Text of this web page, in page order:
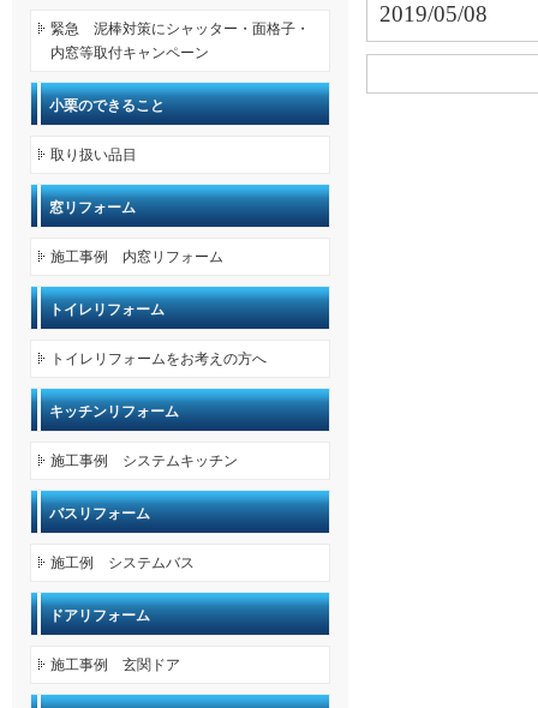
2019/05/08
緊急 泥棒対策にシャッター・面格子・
内窓等取付キャンペーン
小栗のできること
取り扱い品目
窓リフォーム
施工事例 内窓リフォーム
トイレリフォーム
トイレリフォームをお考えの方へ
キッチンリフォーム
施工事例 システムキッチン
バスリフォーム
施工例 システムバス
ドアリフォーム
施工事例 玄関ドア